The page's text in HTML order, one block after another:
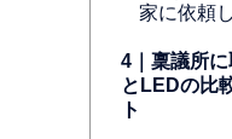
家に依頼
4｜稟議所
とLEDの比
ト